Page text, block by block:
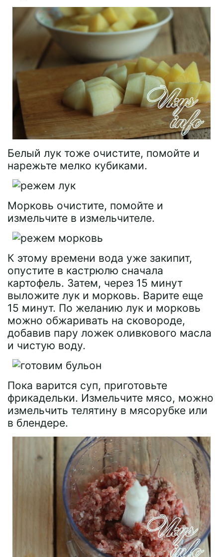
Белый лук тоже очистите, помойте и
нарежьте мелко кубиками.
Морковь очистите, помойте и
измельчите в измельчителе.
К этому времени вода уже закипит,
опустите в кастрюлю сначала
картофель. Затем, через 15 минут
выложите лук и морковь. Варите еще
15 минут. По желанию лук и морковь
можно обжаривать на сковороде,
добавив пару ложек оливкового масла
и чистую воду.
Пока варится суп, приготовьте
фрикадельки. Измельчите мясо, можно
измельчить телятину в мясорубке или
в блендере.